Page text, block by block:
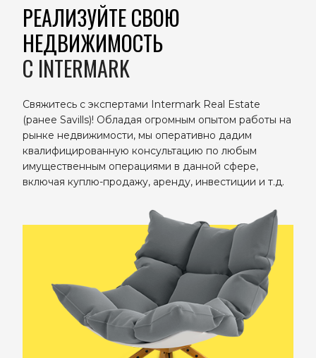
РЕАЛИЗУЙТЕ СВОЮ
НЕДВИЖИМОСТЬ
C INTERMARK
Свяжитесь с экспертами Intermark Real Estate
(ранее Savills)! Обладая огромным опытом работы на
рынке недвижимости, мы оперативно дадим
квалифицированную консультацию по любым
имущественным операциями в данной сфере,
включая куплю-продажу, аренду, инвестиции и т.д.